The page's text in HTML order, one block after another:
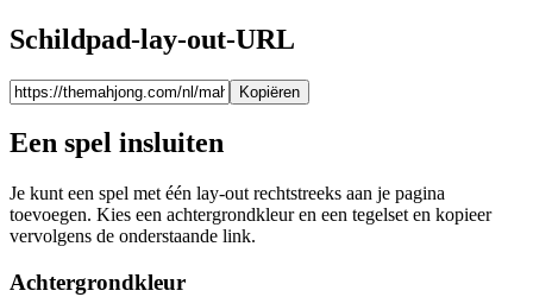
Schildpad-lay-out-URL
Kopiëren
Een spel insluiten
Je kunt een spel met één lay-out rechtstreeks aan je pagina
toevoegen. Kies een achtergrondkleur en een tegelset en kopieer
vervolgens de onderstaande link.
Achtergrondkleur